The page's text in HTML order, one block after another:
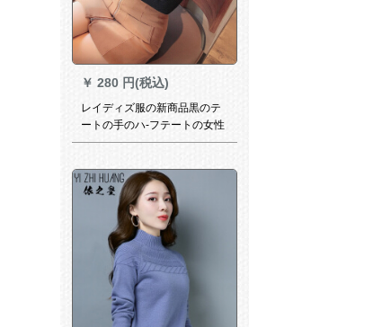
￥ 280 円(税込)
レイディズ服の新商品黒のテ
ートの手のハ-フテートの女性
の服です。冬の女性の服はワ
す。韩国ファンシーショーシ
ョー春の黒い上です。